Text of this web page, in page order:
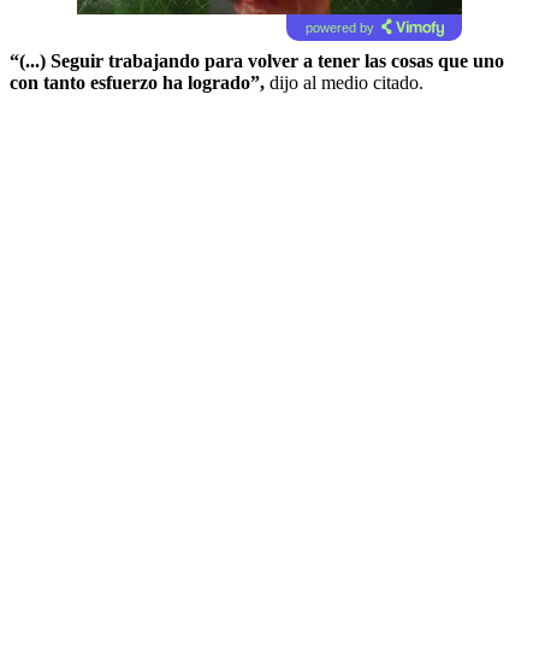
powered by
“(...) Seguir trabajando para volver a tener las cosas que uno
con tanto esfuerzo ha logrado”, dijo al medio citado.